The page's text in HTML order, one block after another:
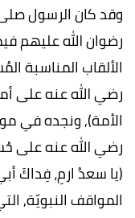
وقد كان الرسول
رضوان الله عليهم
الألقاب المناسبة
رضي الله عنه على
الأمة), ونجده في
رضي الله عنه على
(يا سعدُ ارمِ، فِداكَ
المواقف النبويّة,